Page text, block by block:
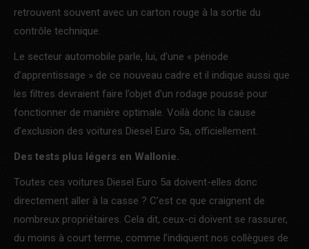
retrouvent souvent avec un carton rouge à la sortie du
contrôle technique.
Le secteur automobile parle, lui, d’une « période
d’apprentissage » de ce nouveau cadre et il indique aussi que
les filtres devraient faire l’objet d’un rodage poussé pour
fonctionner de manière optimale. Voilà donc la cause
d’exclusion des voitures Diesel Euro 5a, officiellement.
Des tests plus légers en Wallonie.
Toutes ces voitures Diesel Euro 5a doivent-elles donc
directement aller à la casse ? C’est ce que craignent de
nombreux propriétaires. Cela dit, ceux-ci doivent se rassurer,
du moins à court terme, comme l’indiquent nos collègues de